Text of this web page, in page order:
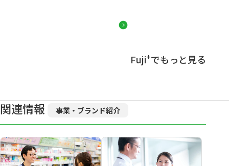
Fuji+でもっと見る
関連情報 事業・ブランド紹介